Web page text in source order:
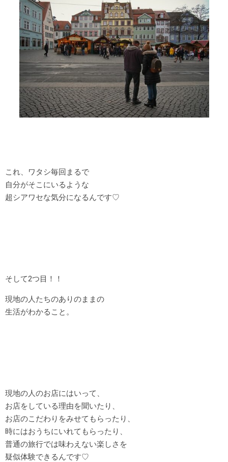
これ、ワタシ毎回まるで
自分がそこにいるような
超シアワセな気分になるんです♡
そして2つ目！！
現地の人たちのありのままの
生活がわかること。
現地の人のお店にはいって、
お店をしている理由を聞いたり、
お店のこだわりをみせてもらったり、
時にはおうちにいれてもらったり、
普通の旅行では味わえない楽しさを
疑似体験できるんです♡